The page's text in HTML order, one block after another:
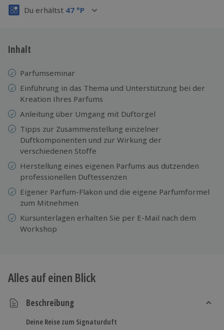
Volle Flexibilität
3 Jahre gültig & verlängerbar.
Du erhältst 47 °P
Inhalt
Parfumseminar
Einführung in das Thema und Unterstützung bei der
Kreation Ihres Parfums
Anleitung über Umgang mit Duftorgel
Tipps zur Zusammenstellung einzelner
Duftkomponenten und zur Wirkung der
verschiedenen Stoffe
Herstellung eines eigenen Parfums aus dutzenden
professionellen Duftessenzen
Eigener Parfum-Flakon und die eigene Parfumformel
zum Mitnehmen
Kursunterlagen erhalten Sie per E-Mail nach dem
Workshop
Alles auf einen Blick
Beschreibung
Deine Reise zum Signaturduft